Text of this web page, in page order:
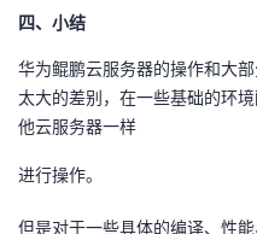
四、小结
华为鲲鹏云服务器的操作和大
太大的差别，在一些基础的环
他云服务器一样
进行操作。
但是对于一些具体的编译、性